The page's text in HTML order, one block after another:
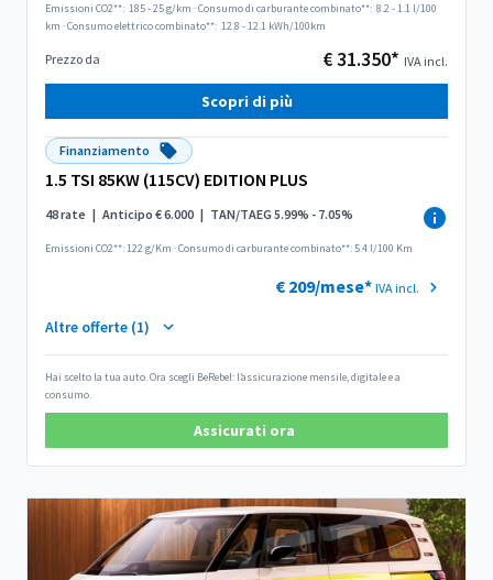
Emissioni CO2**: 185 - 25 g/km ·Consumo di carburante combinato**: 8.2 - 1.1 l/100
km ·Consumo elettrico combinato**: 12.8 - 12.1 kWh/100km
Prezzo da € 31.350* IVA incl.
Scopri di più
Finanziamento
1.5 TSI 85KW (115CV) EDITION PLUS
48 rate | Anticipo € 6.000 | TAN/TAEG 5.99% - 7.05%
Emissioni CO2**: 122 g/Km ·Consumo di carburante combinato**: 5.4 l/100 Km
€ 209/mese* IVA incl.
Altre offerte (1)
Hai scelto la tua auto. Ora scegli BeRebel: l’assicurazione mensile, digitale e a
consumo.
Assicurati ora